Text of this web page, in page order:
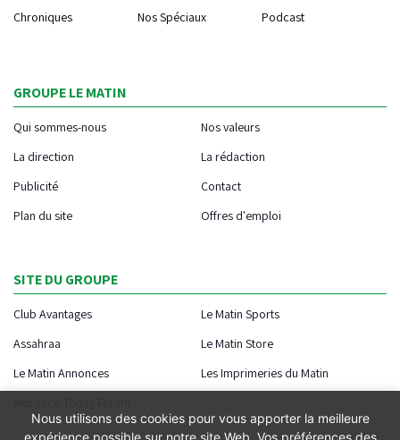
Chroniques
Nos Spéciaux Podcast
GROUPE LE MATIN
Qui sommes-nous
Nos valeurs
La direction
La rédaction
Publicité
Contact
Plan du site
Offres d'emploi
SITE DU GROUPE
Club Avantages
Le Matin Sports
Assahraa
Le Matin Store
Le Matin Annonces
Les Imprimeries du Matin
Nous utilisons des cookies pour vous apporter la meilleure
expérience possible sur notre site Web. Vos préférences des